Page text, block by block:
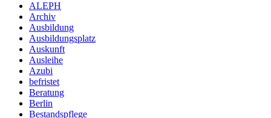
ALEPH
Archiv
Ausbildung
Ausbildungsplatz
Auskunft
Ausleihe
Azubi
befristet
Beratung
Berlin
Bestandspflege